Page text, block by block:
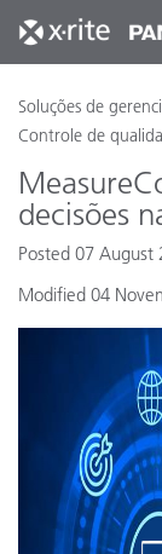
Soluções de
Controle de
decisões
Posted 07 August
Modified 04